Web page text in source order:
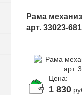
Рама
арт. 33023-
Цена:
1 830